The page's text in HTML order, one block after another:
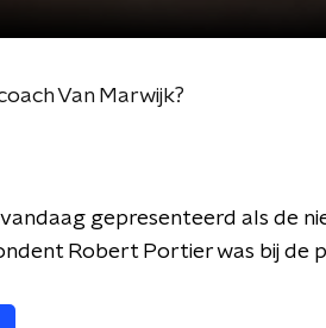
Van Marwijk?
gepresenteerd als de
Robert Portier was bij de